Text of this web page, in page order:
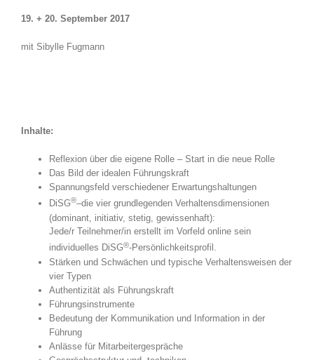
19. + 20. September 2017
mit Sibylle Fugmann
Inhalte:
Reflexion über die eigene Rolle – Start in die neue Rolle
Das Bild der idealen Führungskraft
Spannungsfeld verschiedener Erwartungshaltungen
DiSG®–die vier grundlegenden Verhaltensdimensionen
(dominant, initiativ, stetig, gewissenhaft):
Jede/r Teilnehmer/in erstellt im Vorfeld online sein
individuelles DiSG®-Persönlichkeitsprofil.
Stärken und Schwächen und typische Verhaltensweisen der
vier Typen
Authentizität als Führungskraft
Führungsinstrumente
Bedeutung der Kommunikation und Information in der
Führung
Anlässe für Mitarbeitergespräche